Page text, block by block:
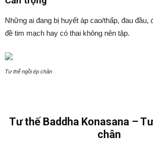
Những ai đang bị huyết áp cao/thấp, đau đầu,
đề tim mạch hay có thai không nên tập.
Tư thế ngồi ép chân
Tư thế Baddha Konasana –
chân